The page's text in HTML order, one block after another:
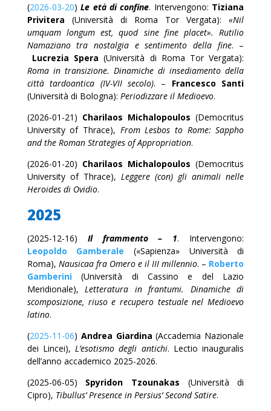
(2026-03-20)Le età di confine. Intervengono: Tiziana
Privitera (Università di Roma Tor Vergata):«Nil
umquam longum est, quod sine fine placet». Rutilio
Namaziano tra nostalgia e sentimento della fine. –
Lucrezia Spera (Università di Roma Tor Vergata):
Roma in transizione. Dinamiche di insediamento della
città tardoantica (IV-VII secolo). – Francesco Santi
(Università di Bologna): Periodizzare il Medioevo.
(2026-01-21) Charilaos Michalopoulos (Democritus
University of Thrace), From Lesbos to Rome: Sappho
and the Roman Strategies of Appropriation.
(2026-01-20) Charilaos Michalopoulos (Democritus
University of Thrace), Leggere (con) gli animali nelle
Heroides di Ovidio.
2025
(2025-12-16) Il frammento – 1. Intervengono:
Leopoldo Gamberale («Sapienza» Università di
Roma), Nausicaa fra Omero e il III millennio. – Roberto
Gamberini(Università di Cassino e del Lazio
Meridionale), Letteratura in frantumi. Dinamiche di
scomposizione, riuso e recupero testuale nel Medioevo
latino.
(2025-11-06) Andrea Giardina (Accademia Nazionale
dei Lincei), L’esotismo degli antichi. Lectio inauguralis
dell’anno accademico 2025-2026.
(2025-06-05) Spyridon Tzounakas (Università di
Cipro), Tibullus’ Presence in Persius’ Second Satire.